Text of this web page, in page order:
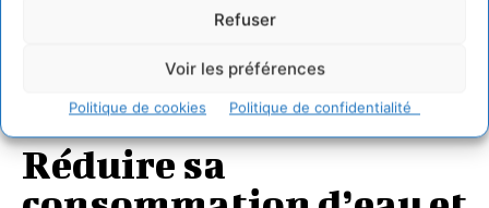
Refuser
Voir les préférences
Politique de cookies Politique de confidentialité
CONSOMMER RESPONSABLE
Réduire sa